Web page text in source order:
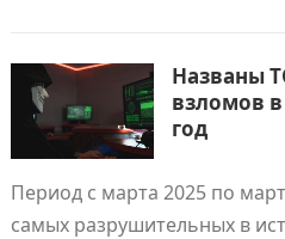
Названы
взломов
год
Период с марта 2025 по
самых разрушительных в